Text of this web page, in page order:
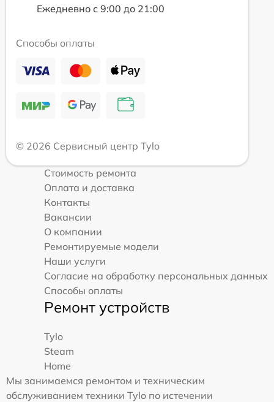
Ежедневно с 9:00 до 21:00
Способы оплаты
© 2026 Сервисный центр Tylo
Стоимость ремонта
Оплата и доставка
Контакты
Вакансии
О компании
Ремонтируемые модели
Наши услуги
Согласие на обработку персональных данных
Способы оплаты
Ремонт устройств
Tylo
Steam
Home
Мы занимаемся ремонтом и техническим
обслуживанием техники Tylo по истечении